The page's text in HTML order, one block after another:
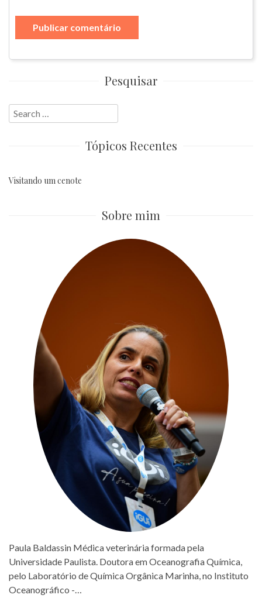
Pesquisar
Search
for:
Tópicos Recentes
Visitando um cenote
Sobre mim
Paula Baldassin Médica veterinária formada pela
Universidade Paulista. Doutora em Oceanografia Química,
pelo Laboratório de Química Orgânica Marinha, no Instituto
Oceanográfico -…